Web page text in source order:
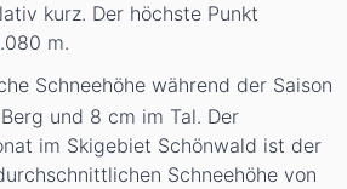
kurz. Der höchste Punkt
m.
Schneehöhe während der Saison
und 8 cm im Tal. Der
im Skigebiet Schönwald ist der
Schneehöhe von